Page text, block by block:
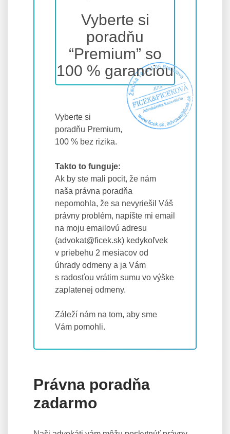
Vyberte si
poradňu
“Premium” so
100 % garanciou
Vyberte si
poradňu Premium,
100 % bez rizika.
Takto to funguje:
Ak by ste mali pocit, že nám
naša právna poradňa
nepomohla, že sa nevyriešil Váš
právny problém, napíšte mi email
na moju emailovú adresu
(advokat@ficek.sk) kedykoľvek
v priebehu 2 mesiacov od
úhrady odmeny a ja Vám
s radosťou vrátim sumu vo výške
zaplatenej odmeny.
Záleží nám na tom, aby sme
Vám pomohli.
Právna poradňa
zadarmo